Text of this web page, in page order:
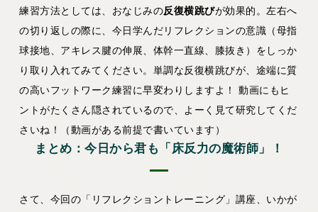
練習方法としては、おなじみの反復横跳びが効果的。左右へ
の切り返しの際に、今日学んだリフレクションの意識（母指
球接地、アキレス腱の伸展、体幹一直線、膝抜き）をしっか
り取り入れてみてください。単調な反復横跳びが、途端に質
の高いフットワーク練習に早変わりしますよ！ 動画にもヒ
ントがたくさん隠されているので、よーく見て研究してくだ
さいね！（動画がある前提で書いています）
まとめ：今日から君も「床反力の魔術師」！
さて、今回の「リフレクショントレーニング」講座、いかが